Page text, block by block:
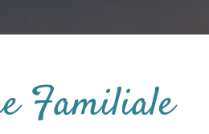
Familiale